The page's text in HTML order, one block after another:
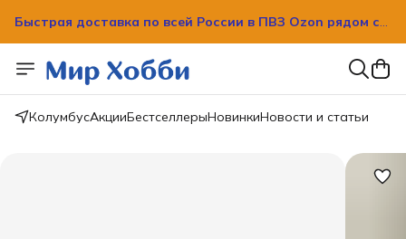
Быстрая доставка по всей России в ПВЗ Ozon рядом с
Быстрая доставка по всей России в ПВЗ Ozon рядом с
вашим домом!
КолумбусАкцииБестселлерыНовинкиНовости и статьи